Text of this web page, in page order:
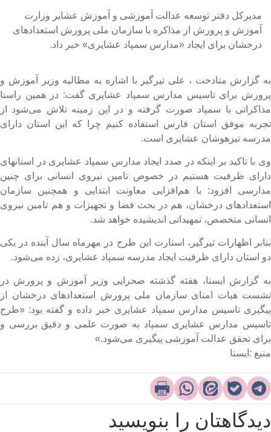
مدیرکل دفتر توسعه عدالت آموزشی و آموزش عشایر وزارت
آموزش و پرورش از مذاکره با سازمان ملی پرورش استعدادهای
درخشان برای ایجاد «مدارس سمپاد عشایری» خبر داد.
گزارش متادخت ، علی تیرگیر با اشاره به مطالبه وزیر آموزش و
برای تاسیس مدارس سمپاد عشایری گفت: در همین راستا
با سمپاد صورت گرفته و در این زمینه تلاش می‌شود از
موفق استان فارس استفاده کنیم چرا که این استان دارای
تیزهوشان عشایری است.
با تاکید بر اینکه در صدد ایجاد مدارس سمپاد عشایری در استانهای
ظرفیت هستیم در خصوص تامین نیروی انسانی برای چنین
افزود: با هم‌افزایی معاونت ابتدایی و همچنین سازمان
درخشان، هم در بحث فضا و تجهیزات و هم تامین نیروی
متخصص، تمهیداتی اندیشیده خواهد شد.
اظهارات تیرگیر، استارت این طرح در مهرماه سال آینده در یکی
استان دارای ظرفیت ایجاد مدرسه سمپاد عشایری، زده می‌شود.
گزارش ایسنا، هفته گذشته صحرایی وزیر آموزش و پرورش در
هیات امنای سازمان ملی پرورش استعدادهای درخشان از
تاسیس مدارس سمپاد عشایری خبر داده و گفته بود: «طرح
مدارس عشایری سمپاد به صورت علمی و دقیق بررسی و
تحقق عدالت آموزشی پیگیری می‌شود.»
:ایسنا
را بنویسید